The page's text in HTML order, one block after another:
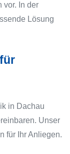
vor. In der
Lösung
in Dachau
Unser
für Ihr Anliegen.